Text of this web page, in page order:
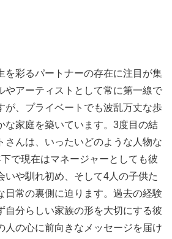
を彩るパートナーの存在に注目が集
やアーティストとして常に第一線で
が、プライベートでも波乱万丈な歩
な家庭を築いています。3度目の結
さんは、いったいどのような人物な
で現在はマネージャーとしても彼
いや馴れ初め、そして4人の子供た
日常の裏側に迫ります。過去の経験
自分らしい家族の形を大切にする彼
人の心に前向きなメッセージを届け